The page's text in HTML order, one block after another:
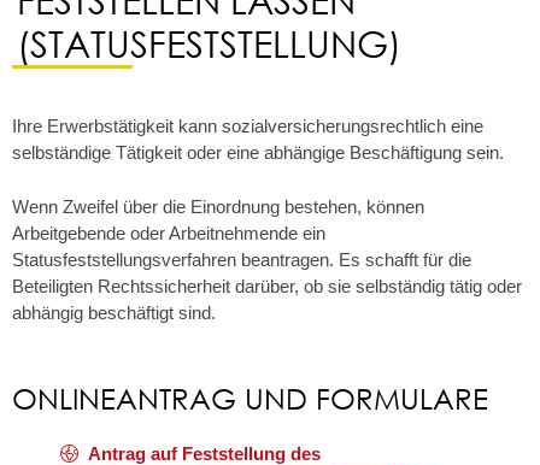
(STATUSFESTSTELLUNG)
Ihre Erwerbstätigkeit kann sozialversicherungsrechtlich eine
selbständige Tätigkeit oder eine abhängige Beschäftigung sein.
Wenn Zweifel über die Einordnung bestehen, können
Arbeitgebende oder Arbeitnehmende ein
Statusfeststellungsverfahren beantragen. Es schafft für die
Beteiligten Rechtssicherheit darüber, ob sie selbständig tätig oder
abhängig beschäftigt sind.
ONLINEANTRAG UND FORMULARE
Antrag auf Feststellung des